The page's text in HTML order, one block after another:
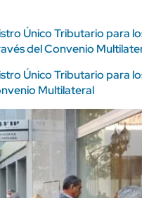
Único Tributario para
del Convenio
Único Tributario para
Multilateral